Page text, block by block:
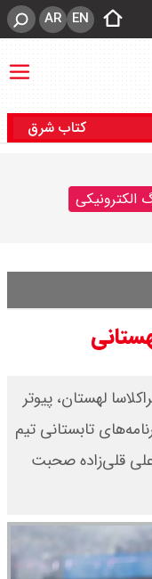
EN
AR
کتاب شرق
الکترونیکی
لهستان، پیوتر
تابستانی تیم
قلی‌زاده صحبت